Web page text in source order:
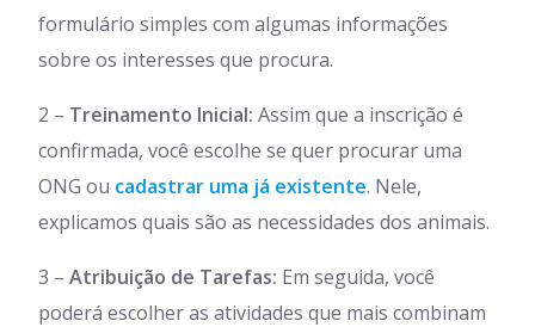
formulário simples com algumas informações
sobre os interesses que procura.
2 – Treinamento Inicial: Assim que a inscrição é
confirmada, você escolhe se quer procurar uma
ONG ou cadastrar uma já existente. Nele,
explicamos quais são as necessidades dos animais.
3 – Atribuição de Tarefas: Em seguida, você
poderá escolher as atividades que mais combinam